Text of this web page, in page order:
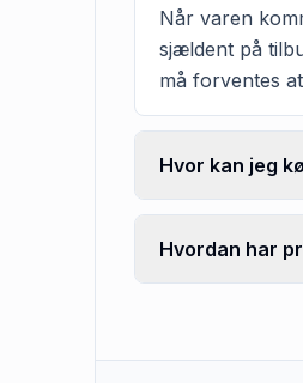
Når varen
sjældent på
må forventes
Hvor kan jeg
Hvordan har